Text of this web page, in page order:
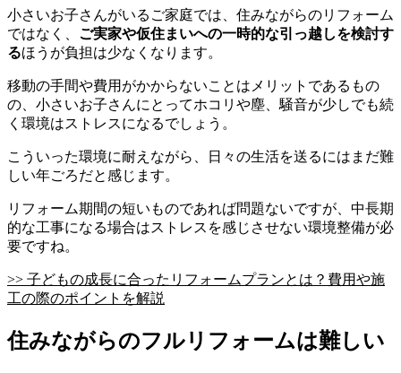
小さいお子さんがいるご家庭では、住みながらのリフォーム
ではなく、 ご実家や仮住まいへの一時的な引っ越しを検討す
るほうが負担は少なくなります。
移動の手間や費用がかからないことはメリットであるもの
の、小さいお子さんにとってホコリや塵、騒音が少しでも続
く環境はストレスになるでしょう。
こういった環境に耐えながら、日々の生活を送るにはまだ難
しい年ごろだと感じます。
リフォーム期間の短いものであれば問題ないですが、中長期
的な工事になる場合はストレスを感じさせない環境整備が必
要ですね。
>> 子どもの成長に合ったリフォームプランとは？費用や施
工の際のポイントを解説
住みながらのフルリフォームは難しい